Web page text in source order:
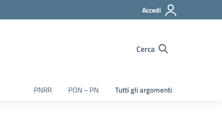
Accedi
Cerca
PNRR PON – PN Tutti gli argomenti